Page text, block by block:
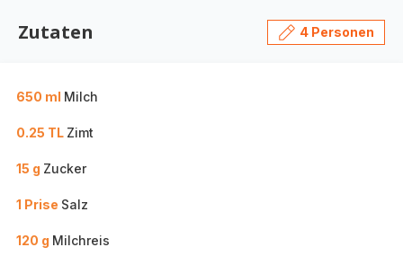
Zutaten 4 Personen
650 ml Milch
0.25 TL Zimt
15 g Zucker
1 Prise Salz
120 g Milchreis